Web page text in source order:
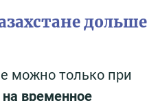
дольше
можно только при
временное